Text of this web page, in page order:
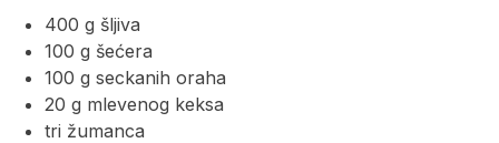
400 g šljiva
100 g šećera
100 g seckanih oraha
20 g mlevenog keksa
tri žumanca